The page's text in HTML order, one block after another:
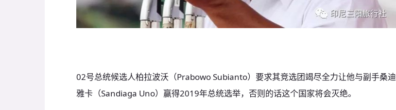
02号总统候选人柏拉波沃（Prabowo Subianto）要求其竞选团竭尽全力让他与副手桑迪
雅卡（Sandiaga Uno）赢得2019年总统选举，否则的话这个国家将会灭绝。